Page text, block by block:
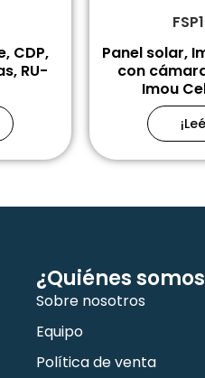
CDP,
RU-
Panel solar,
con
Imou
¿Quiénes
Sobre nosotros
Equipo
Política de venta